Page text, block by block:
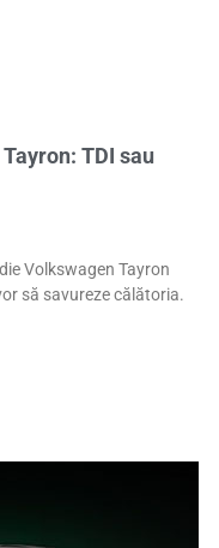
TDI sau
Volkswagen Tayron
să savureze călătoria.